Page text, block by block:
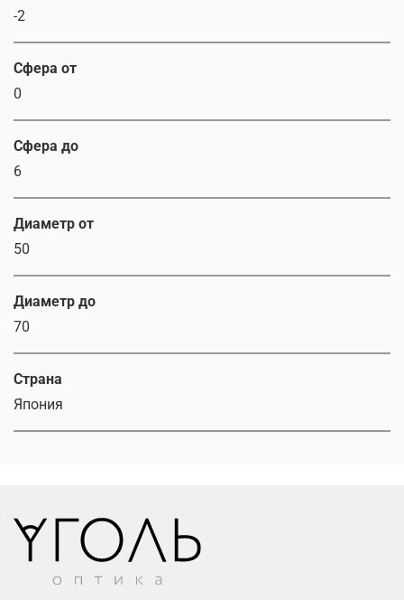
-2
Сфера от
0
Сфера до
6
Диаметр от
50
Диаметр до
70
Страна
Япония